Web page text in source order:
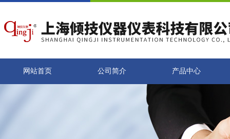
网站首页 公司简介 产品中心